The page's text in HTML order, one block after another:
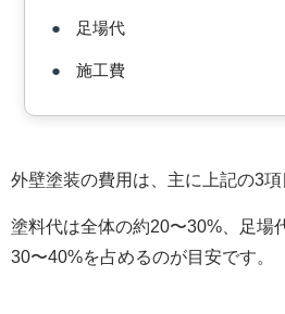
● 足場代
● 施工費
外壁塗装の費用は、主に上記の3
塗料代は全体の約20〜30%、足場
30〜40%を占めるのが目安です。